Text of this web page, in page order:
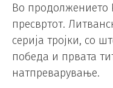
Во продолжението
пресвртот.
серија тројки, со
победа и првата
натпреварување.